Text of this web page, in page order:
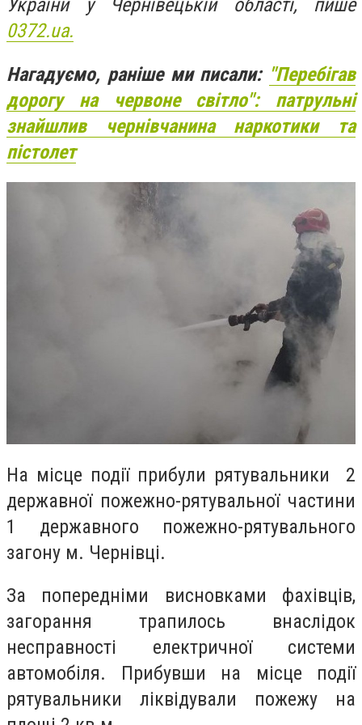
України у Чернівецькій області, пише
0372.ua.
Нагадуємо, раніше ми писали: "Перебігав
дорогу на червоне світло": патрульні
знайшлив чернівчанина наркотики та
пістолет
На місце події прибули рятувальники 2
державної пожежно-рятувальної частини
1 державного пожежно-рятувального
загону м. Чернівці.
За попередніми висновками фахівців,
загорання трапилось внаслідок
несправності електричної системи
автомобіля. Прибувши на місце події
рятувальники ліквідували пожежу на